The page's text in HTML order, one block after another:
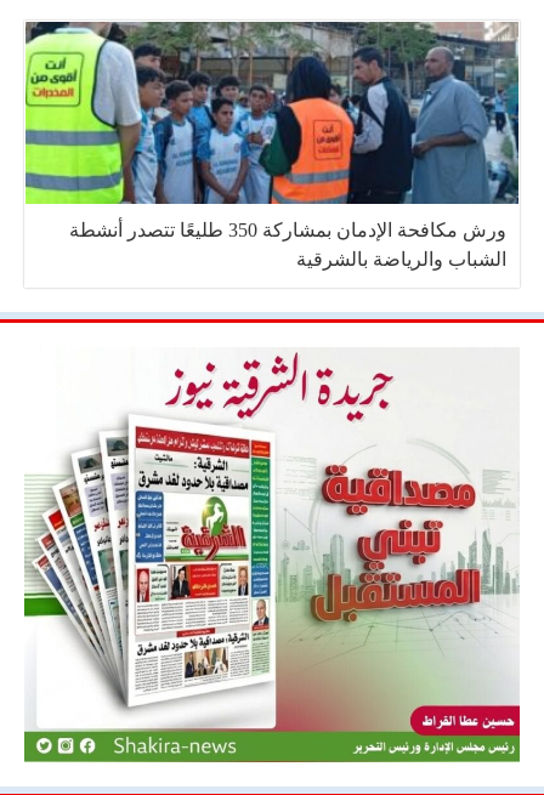
ورش مكافحة الإدمان بمشاركة 350 طليعًا تتصدر أنشطة
الشباب والرياضة بالشرقية